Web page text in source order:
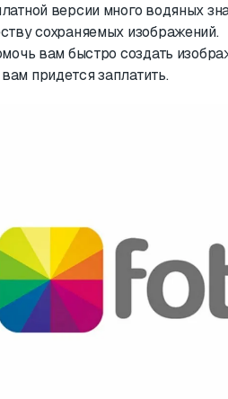
версии много водяных
сохраняемых изображений.
вам быстро создать
придется заплатить.